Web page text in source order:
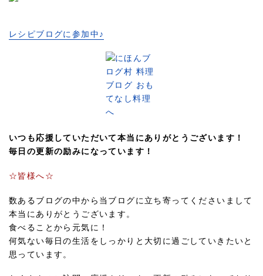
レシピブログに参加中♪
いつも応援していただいて本当にありがとうございます！
毎日の更新の励みになっています！
☆皆様へ☆
数あるブログの中から当ブログに立ち寄ってくださいまして
本当にありがとうございます。
食べることから元気に！
何気ない毎日の生活をしっかりと大切に過ごしていきたいと
思っています。